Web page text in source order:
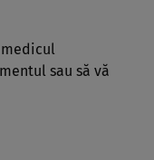
medicul
sau să vă